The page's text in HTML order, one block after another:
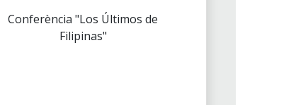
Conferència "Los Últimos de
Filipinas"